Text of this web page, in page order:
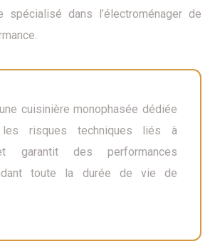
spécialisé dans l’électroménager de
cuisinière monophasée dédiée
risques techniques liés à
garantit des performances
toute la durée de vie de